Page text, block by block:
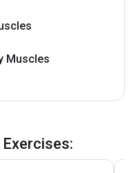
Muscles
Exercises: